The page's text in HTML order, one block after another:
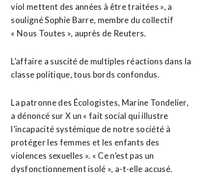
viol mettent des années à être traitées », a
souligné Sophie Barre, membre du collectif
« Nous Toutes », auprès de Reuters.
L’affaire a suscité de multiples réactions dans la
classe politique, tous bords confondus.
La patronne des Écologistes, Marine Tondelier,
a dénoncé sur X un « fait social qui illustre
l’incapacité systémique de notre société à
protéger les femmes et les enfants des
violences sexuelles ». « Ce n’est pas un
dysfonctionnement isolé », a-t-elle accusé.